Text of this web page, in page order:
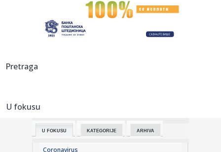
Cvijanovićeva: Prošla su vremena uvođenja sankcija
12:34:Srednjovjekovni festival "Vitezovi Tvrdimića" okupio brojne
Gradina ...
12:29:
12:28:
Vraćaju li se baterije na telefonima koje sami možete
Pretraga
U fokusu
U FOKUSU KATEGORIJE ARHIVA
Coronavirus